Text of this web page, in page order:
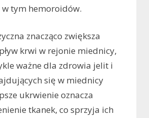
tym hemoroidów.
znacząco zwiększa
krwi w rejonie miednicy,
ważne dla zdrowia jelit i
się w miednicy
ukrwienie oznacza
tkanek, co sprzyja ich